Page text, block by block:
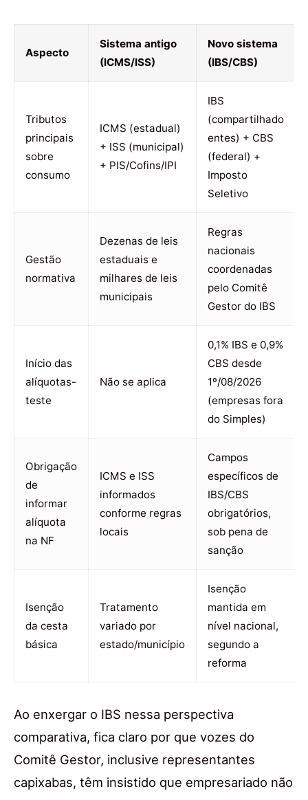
Aspecto
Sistema antigo
(ICMS/ISS)
Novo sistema
(IBS/CBS)
Tributos
principais
sobre
consumo
ICMS (estadual)
+ ISS (municipal)
+ PIS/Cofins/IPI
IBS
(compartilhado
entes) + CBS
(federal) +
Imposto
Seletivo
Gestão
normativa
Dezenas de leis
estaduais e
milhares de leis
municipais
Regras
nacionais
coordenadas
pelo Comitê
Gestor do IBS
Início das
alíquotas-
teste
Não se aplica
0,1% IBS e 0,9%
CBS desde
1º/08/2026
(empresas fora
do Simples)
Obrigação
de
informar
alíquota
na NF
ICMS e ISS
informados
conforme regras
locais
Campos
específicos de
IBS/CBS
obrigatórios,
sob pena de
sanção
Isenção
da cesta
básica
Tratamento
variado por
estado/município
Isenção
mantida em
nível nacional,
segundo a
reforma
Ao enxergar o IBS nessa perspectiva
comparativa, fica claro por que vozes do
Comitê Gestor, inclusive representantes
capixabas, têm insistido que empresariado não